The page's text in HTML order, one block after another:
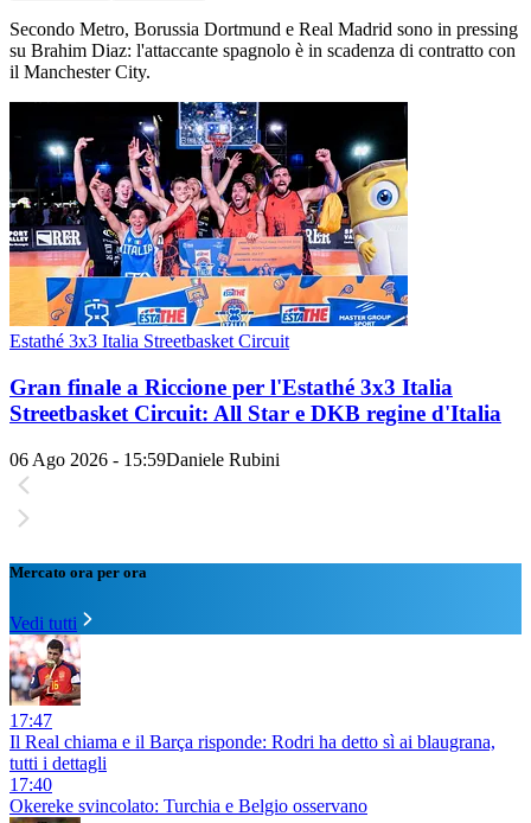
Secondo Metro, Borussia Dortmund e Real Madrid sono in pressing
su Brahim Diaz: l'attaccante spagnolo è in scadenza di contratto con
il Manchester City.
Estathé 3x3 Italia Streetbasket Circuit
Gran finale a Riccione per l'Estathé 3x3 Italia
Streetbasket Circuit: All Star e DKB regine d'Italia
06 Ago 2026 - 15:59Daniele Rubini
Mercato ora per ora
Vedi tutti
17:47
Il Real chiama e il Barça risponde: Rodri ha detto sì ai blaugrana,
tutti i dettagli
17:40
Okereke svincolato: Turchia e Belgio osservano